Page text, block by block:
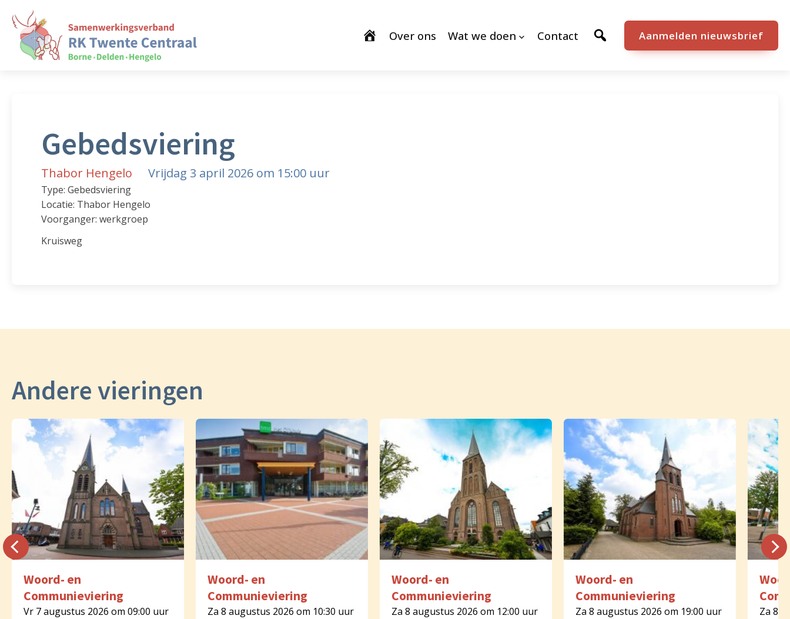
Over ons Wat we doen Contact Aanmelden nieuwsbrief
Gebedsviering
Thabor Hengelo Vrijdag 3 april 2026 om 15:00 uur
Type: Gebedsviering
Locatie: Thabor Hengelo
Voorganger: werkgroep
Kruisweg
Andere vieringen
Woord- en
Communieviering
Vr 7 augustus 2026 om 09:00 uur
Woord- en
Communieviering
Za 8 augustus 2026 om 10:30 uur
Woord- en
Communieviering
Za 8 augustus 2026 om 12:00 uur
Woord- en
Communieviering
Za 8 augustus 2026 om 19:00 uur
Za 8